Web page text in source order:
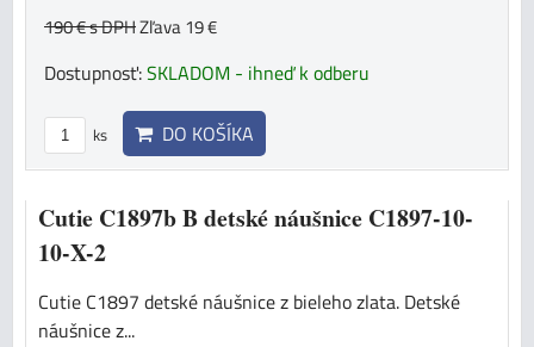
190 €s DPHZľava 19 €
Dostupnosť:SKLADOM - ihneď k odberu
ks DO KOŠÍKA
Cutie C1897b B detské náušnice C1897-10-
10-X-2
Cutie C1897 detské náušnice z bieleho zlata. Detské
náušnice z...